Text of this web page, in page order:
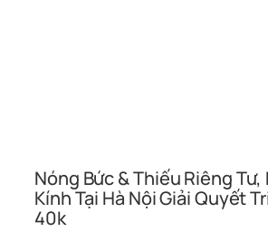
Nóng Bức & Thiếu Riêng Tư,
Kính Tại Hà Nội Giải Quyết
40k